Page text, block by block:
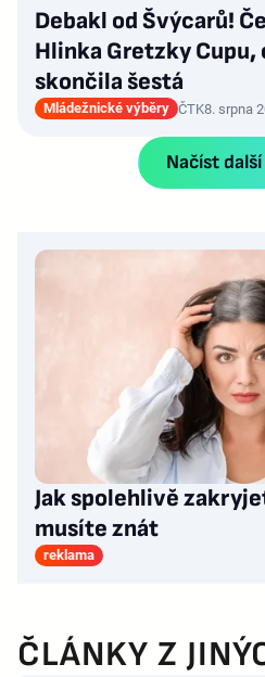
Debakl od Švýcarů!
Hlinka Gretzky Cupu,
skončila šestá
Mládežnické výběry ČTK8. srpna
Načíst
Jak spolehlivě
musíte znát
reklama
ČLÁNKY Z